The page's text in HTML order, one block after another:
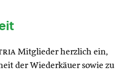
Mitglieder herzlich ein,
der Wiederkäuer sowie zu